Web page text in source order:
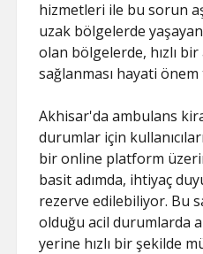
hizmetleri ile bu sorun
uzak bölgelerde
olan bölgelerde, hızlı
sağlanması hayati önem
Akhisar'da ambulans
durumlar için
bir online platform
basit adımda, ihtiyaç
rezerve edilebiliyor. Bu
olduğu acil durumlarda
yerine hızlı bir şekilde